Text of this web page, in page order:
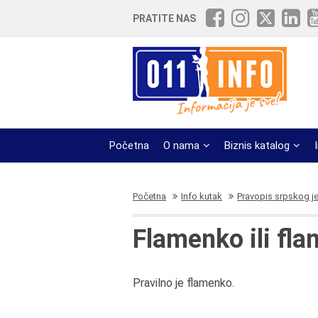
PRATITE NAS
Početna O nama Biznis katalog
Početna Info kutak Pravopis srpskog
Flamenko ili
Pravilno je flamenko.